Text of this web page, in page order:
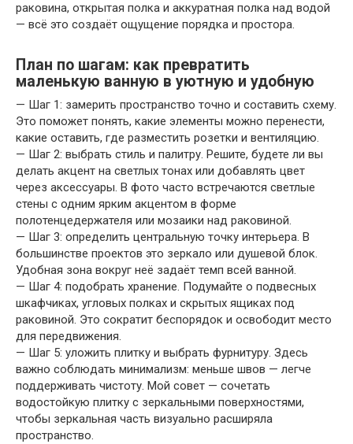
раковина, открытая полка и аккуратная полка над водой
— всё это создаёт ощущение порядка и простора.
План по шагам: как превратить
маленькую ванную в уютную и удобную
— Шаг 1: замерить пространство точно и составить схему.
Это поможет понять, какие элементы можно перенести,
какие оставить, где разместить розетки и вентиляцию.
— Шаг 2: выбрать стиль и палитру. Решите, будете ли вы
делать акцент на светлых тонах или добавлять цвет
через аксессуары. В фото часто встречаются светлые
стены с одним ярким акцентом в форме
полотенцедержателя или мозаики над раковиной.
— Шаг 3: определить центральную точку интерьера. В
большинстве проектов это зеркало или душевой блок.
Удобная зона вокруг неё задаёт темп всей ванной.
— Шаг 4: подобрать хранение. Подумайте о подвесных
шкафчиках, угловых полках и скрытых ящиках под
раковиной. Это сократит беспорядок и освободит место
для передвижения.
— Шаг 5: уложить плитку и выбрать фурнитуру. Здесь
важно соблюдать минимализм: меньше швов — легче
поддерживать чистоту. Мой совет — сочетать
водостойкую плитку с зеркальными поверхностями,
чтобы зеркальная часть визуально расширяла
пространство.